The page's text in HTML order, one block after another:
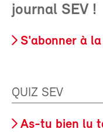
journal SEV !
S'abonner à
QUIZ SEV
As-tu bien lu